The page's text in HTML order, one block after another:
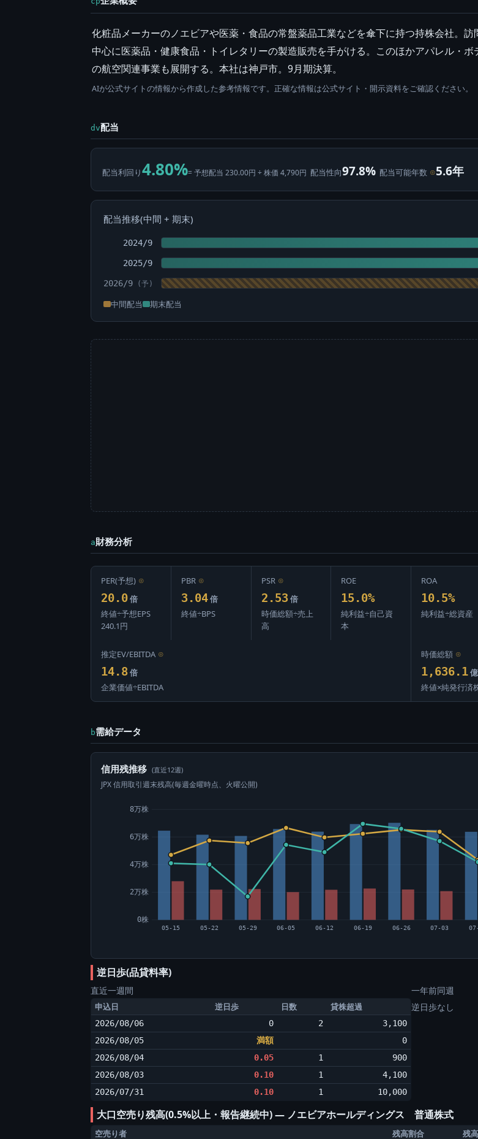
化粧品メーカーのノエビアや医薬・食品の常盤薬品工業などを傘下に持つ持株会社。
中心に医薬品・健康食品・トイレタリーの製造販売を手がける。このほかアパレル・
の航空関連事業も展開する。本社は神戸市。9月期決算。
AIが公式サイトの情報から作成した参考情報です。正確な情報は公式サイト・開示資料をご確認ください。
dv配当
配当利回り4.80%= 予想配当 230.00円 ÷ 株価 4,790円 配当性向97.8% 配当可能年数 ⊙5.6年
配当推移(中間 + 期末)
2024/9
2025/9
2026/9
中間配当 期末配当
a財務分析
PER(予想) ⊙
20.0 倍
終値÷予想EPS
240.1円
PBR ⊙
3.04 倍
終値÷BPS
PSR ⊙
2.53 倍
時価総額÷売上
高
ROE
15.0%
純利益÷自己資
本
ROA
10.5%
純利益÷総資産
推定EV/EBITDA ⊙
14.8 倍
企業価値÷EBITDA
時価総額 ⊙
1,636.1
終値×純発行済
b需給データ
信用残推移 (直近12週)
JPX 信用取引週末残高(毎週金曜時点、火曜公開)
0株
2万株
4万株
6万株
8万株
05-15 05-22 05-29 06-05 06-12 06-19 06-26 07-03
逆日歩(品貸料率)
直近一週間
申込日 逆日歩 日数 貸株超過
2026/08/06 0 2
3,100
2026/08/05
満額
0
2026/08/04
0.05 1
900
2026/08/03
0.10 1
4,100
2026/07/31
0.10 1 10,000
一年前同週
逆日歩なし
大口空売り残高(0.5%以上・報告継続中) ― ノエビアホールディングス 普通株式
空売り者 残高割合 残